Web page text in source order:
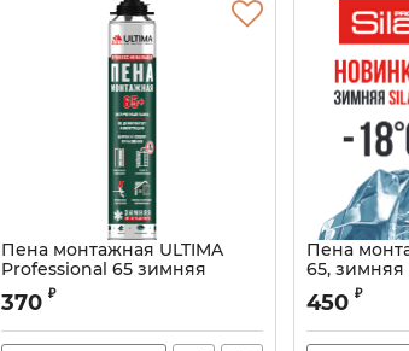
Пена монтажная ULTIMA
Professional 65 зимняя
Артикул:
370 ₽
Пена
65, зимняя
Артикул:
450 ₽